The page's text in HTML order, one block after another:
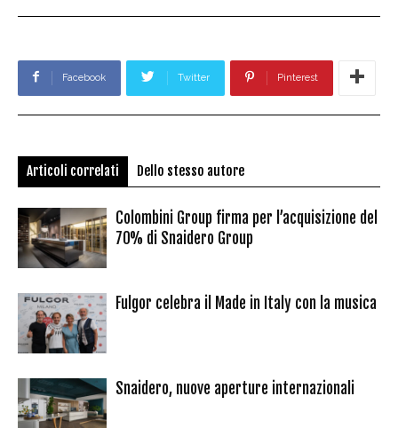
Facebook Twitter Pinterest
Articoli correlati Dello stesso autore
Colombini Group firma per l’acquisizione del
70% di Snaidero Group
Fulgor celebra il Made in Italy con la musica
Snaidero, nuove aperture internazionali